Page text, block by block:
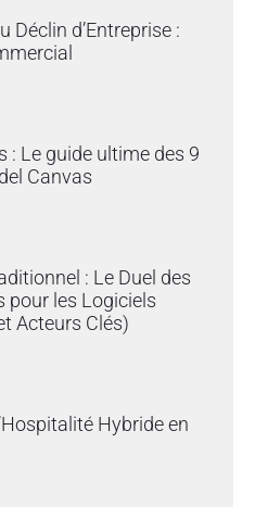
Déclin d’Entreprise :
: Le guide ultime des 9
Canvas
: Le Duel des
pour les Logiciels
Acteurs Clés)
Hybride en